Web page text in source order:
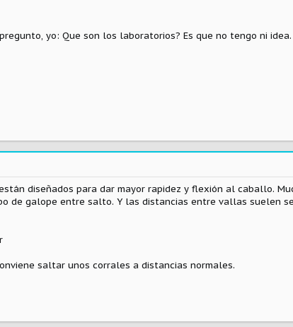
yo: Que son los laboratorios? Es que no tengo ni idea.
diseñados para dar mayor rapidez y flexión al caballo.
de galope entre salto. Y las distancias entre vallas suelen
saltar unos corrales a distancias normales.